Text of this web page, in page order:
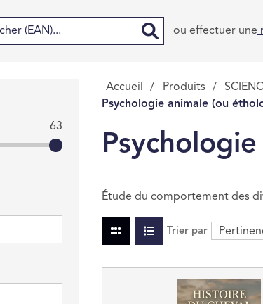
ou effectuer une
63
Accueil / Produits /
Psychologie animale (ou
Étude du comportement des
Trier par